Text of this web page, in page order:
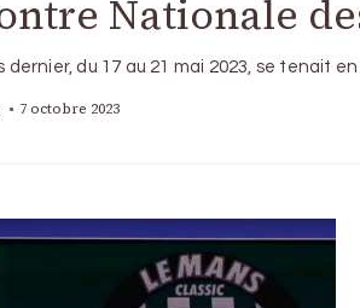
Nationale
dernier, du 17 au 21 mai 2023, se tenait
7 octobre 2023